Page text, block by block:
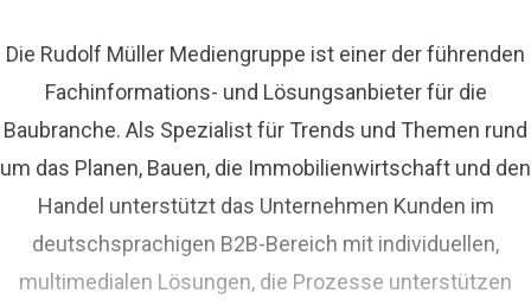
Die Rudolf Müller Mediengruppe ist einer der führenden
Fachinformations- und Lösungsanbieter für die
Baubranche. Als Spezialist für Trends und Themen rund
um das Planen, Bauen, die Immobilienwirtschaft und den
Handel unterstützt das Unternehmen Kunden im
deutschsprachigen B2B-Bereich mit individuellen,
multimedialen Lösungen, die Prozesse unterstützen